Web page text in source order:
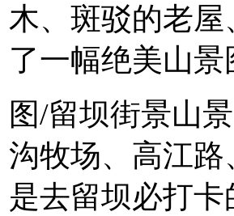
木、斑驳的老
了一幅绝美山景
图/留坝街景山
沟牧场、高江
是去留坝必打卡